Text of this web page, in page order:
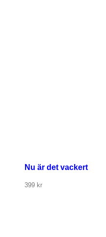
Nu är det vackert
399 kr